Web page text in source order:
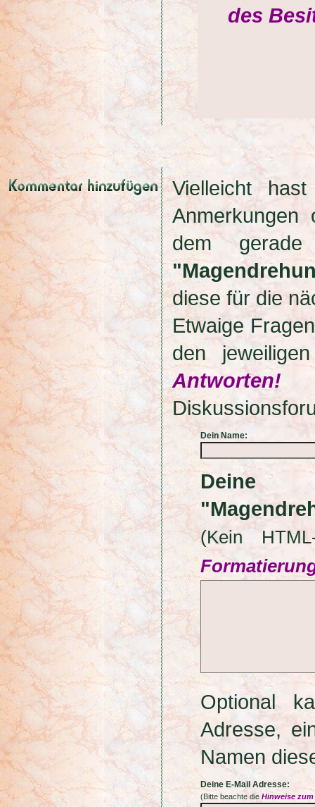
des
Vielleicht
Anmerkungen
dem gerade
diese für die
Etwaige
den
Dein Name:
Deine
(Kein
Optional
Adresse,
Namen
Deine E-Mail Adresse:
(Bitte beachte die Hinweise